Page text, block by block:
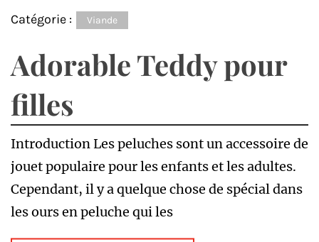
Catégorie : Viande
Adorable Teddy pour
filles
Introduction Les peluches sont un accessoire de
jouet populaire pour les enfants et les adultes.
Cependant, il y a quelque chose de spécial dans
les ours en peluche qui les